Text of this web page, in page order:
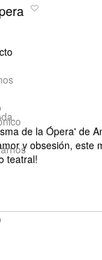
de la Ópera' de
y obsesión, este
teatral!